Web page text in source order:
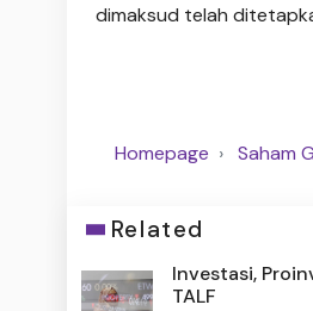
dimaksud telah
Homepage Saham
Related
Investasi,
TALF